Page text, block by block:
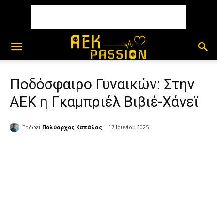
Ποδόσφαιρο Γυναικών: Στην
ΑΕΚ η Γκαμπριέλ Βιβιέ-Χάνεϊ
Γράφει Πολύαρχος Καπάλας 17 Ιουνίου 2025